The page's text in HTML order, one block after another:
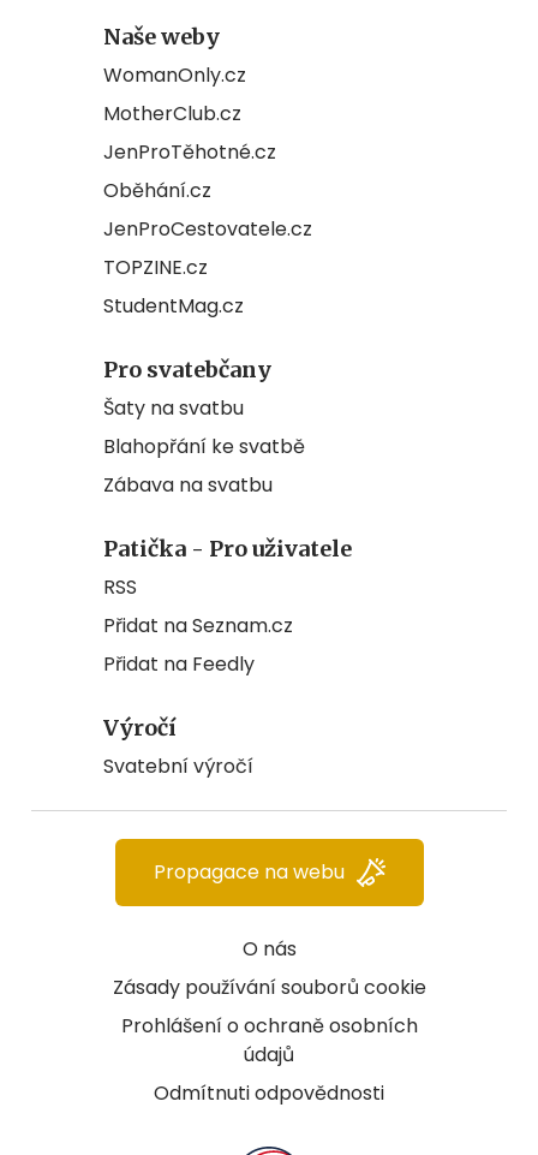
Naše weby
WomanOnly.cz
MotherClub.cz
JenProTěhotné.cz
Oběhání.cz
JenProCestovatele.cz
TOPZINE.cz
StudentMag.cz
Pro svatebčany
Šaty na svatbu
Blahopřání ke svatbě
Zábava na svatbu
Patička - Pro uživatele
RSS
Přidat na Seznam.cz
Přidat na Feedly
Výročí
Svatební výročí
O nás
Zásady používání souborů cookie
Prohlášení o ochraně osobních
údajů
Odmítnuti odpovědnosti
Propagace na webu